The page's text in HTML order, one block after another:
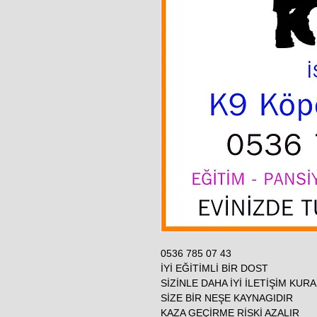
0536 785 07 43
İYİ EĞİTİMLİ BİR DOST
SİZİNLE DAHA İYİ İLETİŞİM
SİZE BİR NEŞE KAYNAGIDIR
KAZA GEÇİRME RİSKİ AZALIR